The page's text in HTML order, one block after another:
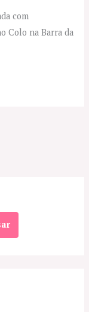
com
Colo na Barra da